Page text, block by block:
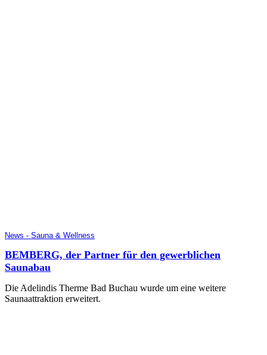
News - Sauna & Wellness
BEMBERG, der Partner für den gewerblichen
Saunabau
Die Adelindis Therme Bad Buchau wurde um eine weitere
Saunaattraktion erweitert.